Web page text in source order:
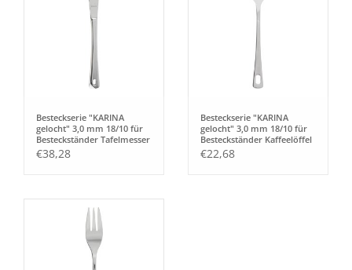
Besteckserie "KARINA
gelocht" 3,0 mm 18/10 für
Besteckständer Tafelmesser
VH
€38,28
Besteckserie "KARINA
gelocht" 3,0 mm 18/10 für
Besteckständer Kaffeelöffel
€22,68